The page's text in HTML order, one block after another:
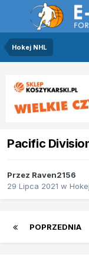
Hokej NHL
Pacific
Przez Raven2156
29 Lipca 2021 w
POPRZEDNIA